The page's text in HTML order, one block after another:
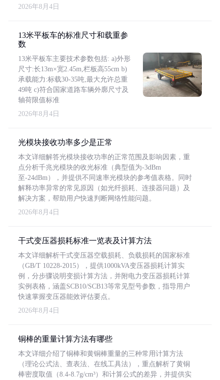
2026年8月4日
13米平板车的标准尺寸和载重参
数
13米平板车主要技术参数包括: a)外形
尺寸:长13m×宽2.45m,栏板高55cm b)
承载能力:标载30-35吨,最大允许总重
49吨 c)符合国家道路车辆外廓尺寸及
轴荷限值标准
2026年8月4日
光模块接收功率多少是正常
本文详细解答光模块接收功率的正常范围及影响因素，重
点分析千兆光模块的收光标准（典型值为-3dBm
至-24dBm），并提供不同速率光模块的参考值表格。同时
解释功率异常的常见原因（如光纤损耗、连接器问题）及
解决方案，帮助用户快速判断网络性能问题。
2026年8月4日
干式变压器损耗标准一览表及计算方法
本文详细解析干式变压器空载损耗、负载损耗的国家标准
（GB/T 10228-2015），提供1000kVA变压器损耗计算实
例，分步骤说明变损计算方法，并附电力变压器损耗计算
实例表格，涵盖SCB10/SCB13等常见型号参数，指导用户
快速掌握变压器能效评估要点。
2026年8月4日
铜棒的重量计算方法有哪些
本文详细介绍了铜棒和黄铜棒重量的三种常用计算方法
（理论公式法、查表法、在线工具法），重点解析了黄铜
棒密度取值（8.4-8.7g/cm³）和计算公式的差异，并提供实